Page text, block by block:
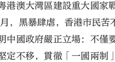
澳大灣區建設重大國家
，黑暴肆虐，香港市民
中國政府嚴正立場：不僅
定不移，貫徹「一國兩制